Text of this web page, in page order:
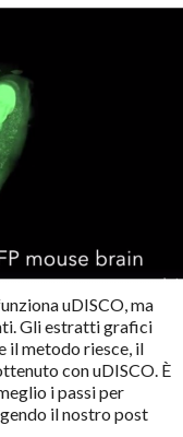
uDISCO, ma
Gli estratti grafici
il metodo riesce, il
con uDISCO. È
i passi per
il nostro post